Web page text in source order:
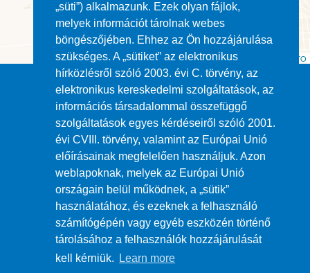
„süti”) alkalmazunk. Ezek olyan fájlok,
melyek információt tárolnak webes
böngészőjében. Ehhez az Ön hozzájárulása
szükséges. A „sütiket” az elektronikus
hírközlésről szóló 2003. évi C. törvény, az
elektronikus kereskedelmi szolgáltatások, az
információs társadalommal összefüggő
szolgáltatások egyes kérdéseiről szóló 2001.
évi CVIII. törvény, valamint az Európai Unió
előírásainak megfelelően használjuk. Azon
weblapoknak, melyek az Európai Unió
országain belül működnek, a „sütik”
használatához, és ezeknek a felhasználó
számítógépén vagy egyéb eszközén történő
tárolásához a felhasználók hozzájárulását
kell kérniük.
Learn more
Leaflet| ©OpenStreetMapcontributors © CARTO
Impresszum
ÁSZF
Adatvédelem